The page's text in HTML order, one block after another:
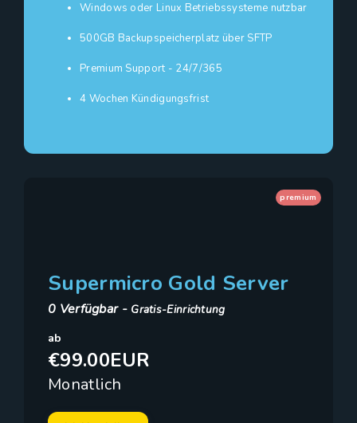
Windows oder Linux Betriebssysteme nutzbar
500GB Backupspeicherplatz über SFTP
Premium Support - 24/7/365
4 Wochen Kündigungsfrist
premium
Supermicro Gold Server
0 Verfügbar - Gratis-Einrichtung
ab
€99.00EUR
Monatlich